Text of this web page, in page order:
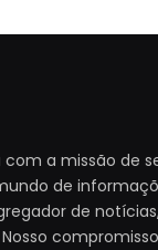
a missão de
de
de